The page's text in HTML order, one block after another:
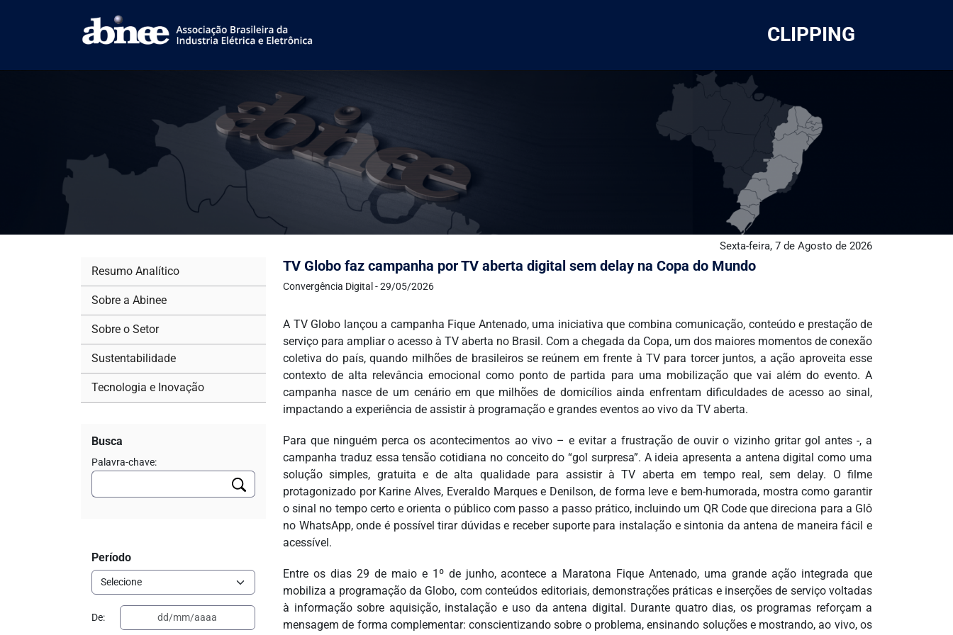
CLIPPING
Sexta-feira, 7 de Agosto de 2026
TV Globo faz campanha por TV aberta digital sem delay na Copa do Mundo
Convergência Digital - 29/05/2026
A TV Globo lançou a campanha Fique Antenado, uma iniciativa que combina comunicação, conteúdo e prestação de
serviço para ampliar o acesso à TV aberta no Brasil. Com a chegada da Copa, um dos maiores momentos de conexão
coletiva do país, quando milhões de brasileiros se reúnem em frente à TV para torcer juntos, a ação aproveita esse
contexto de alta relevância emocional como ponto de partida para uma mobilização que vai além do evento. A
campanha nasce de um cenário em que milhões de domicílios ainda enfrentam dificuldades de acesso ao sinal,
impactando a experiência de assistir à programação e grandes eventos ao vivo da TV aberta.
Para que ninguém perca os acontecimentos ao vivo – e evitar a frustração de ouvir o vizinho gritar gol antes -, a
campanha traduz essa tensão cotidiana no conceito do “gol surpresa”. A ideia apresenta a antena digital como uma
solução simples, gratuita e de alta qualidade para assistir à TV aberta em tempo real, sem delay. O filme
protagonizado por Karine Alves, Everaldo Marques e Denilson, de forma leve e bem-humorada, mostra como garantir
o sinal no tempo certo e orienta o público com passo a passo prático, incluindo um QR Code que direciona para a Glô
no WhatsApp, onde é possível tirar dúvidas e receber suporte para instalação e sintonia da antena de maneira fácil e
acessível.
Entre os dias 29 de maio e 1º de junho, acontece a Maratona Fique Antenado, uma grande ação integrada que
mobiliza a programação da Globo, com conteúdos editoriais, demonstrações práticas e inserções de serviço voltadas
à informação sobre aquisição, instalação e uso da antena digital. Durante quatro dias, os programas reforçam a
mensagem de forma complementar: conscientizando sobre o problema, ensinando soluções e mostrando, ao vivo, os
Resumo Analítico
Sobre a Abinee
Sobre o Setor
Sustentabilidade
Tecnologia e Inovação
Busca
Palavra-chave:
Período
De: